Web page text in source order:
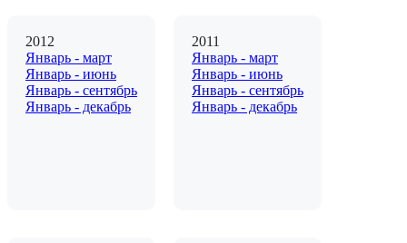
2012
Январь - март
Январь - июнь
Январь - сентябрь
Январь - декабрь
2011
Январь - март
Январь - июнь
Январь - сентябрь
Январь - декабрь